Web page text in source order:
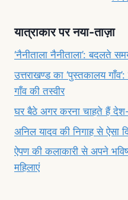
यात्राकार पर नया-ताज़ा
‘नैनीताला नैनीताला’: बदलते
उत्तराखण्ड का ‘पुस्तकालय
गाँव की तस्वीर
घर बैठे अगर करना चाहते हैं
अनिल यादव की निगाह से ऐसा
ऐपण की कलाकारी से अपने
महिलाएं